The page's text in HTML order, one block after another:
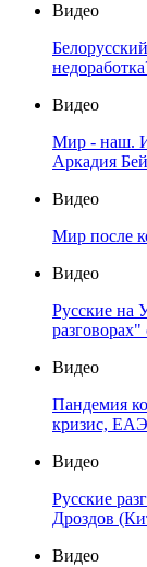
Видео
Видео
Мир - наш.
Аркадия
Видео
Мир после
Видео
Русские на
Видео
Пандемия
кризис,
Видео
Русские
Дроздов
Видео